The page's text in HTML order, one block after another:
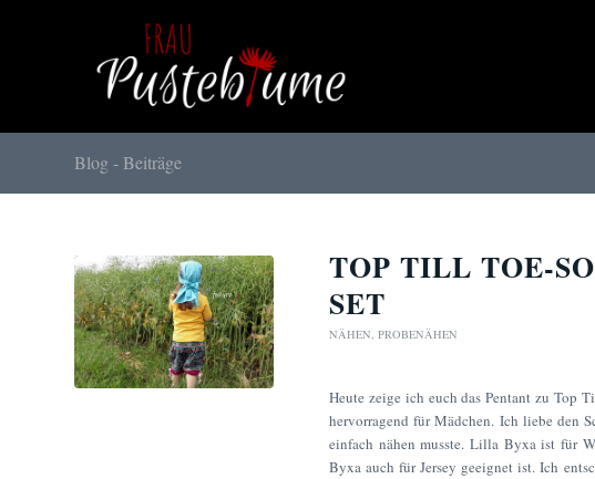
Blog - Beiträge
TOP TILL TOE-
SET
NÄHEN, PROBENÄHEN
Heute zeige ich euch das Pentant zu Top
hervorragend für Mädchen. Ich liebe den
einfach nähen musste. Lilla Byxa ist für
Byxa auch für Jersey geeignet ist.Ich